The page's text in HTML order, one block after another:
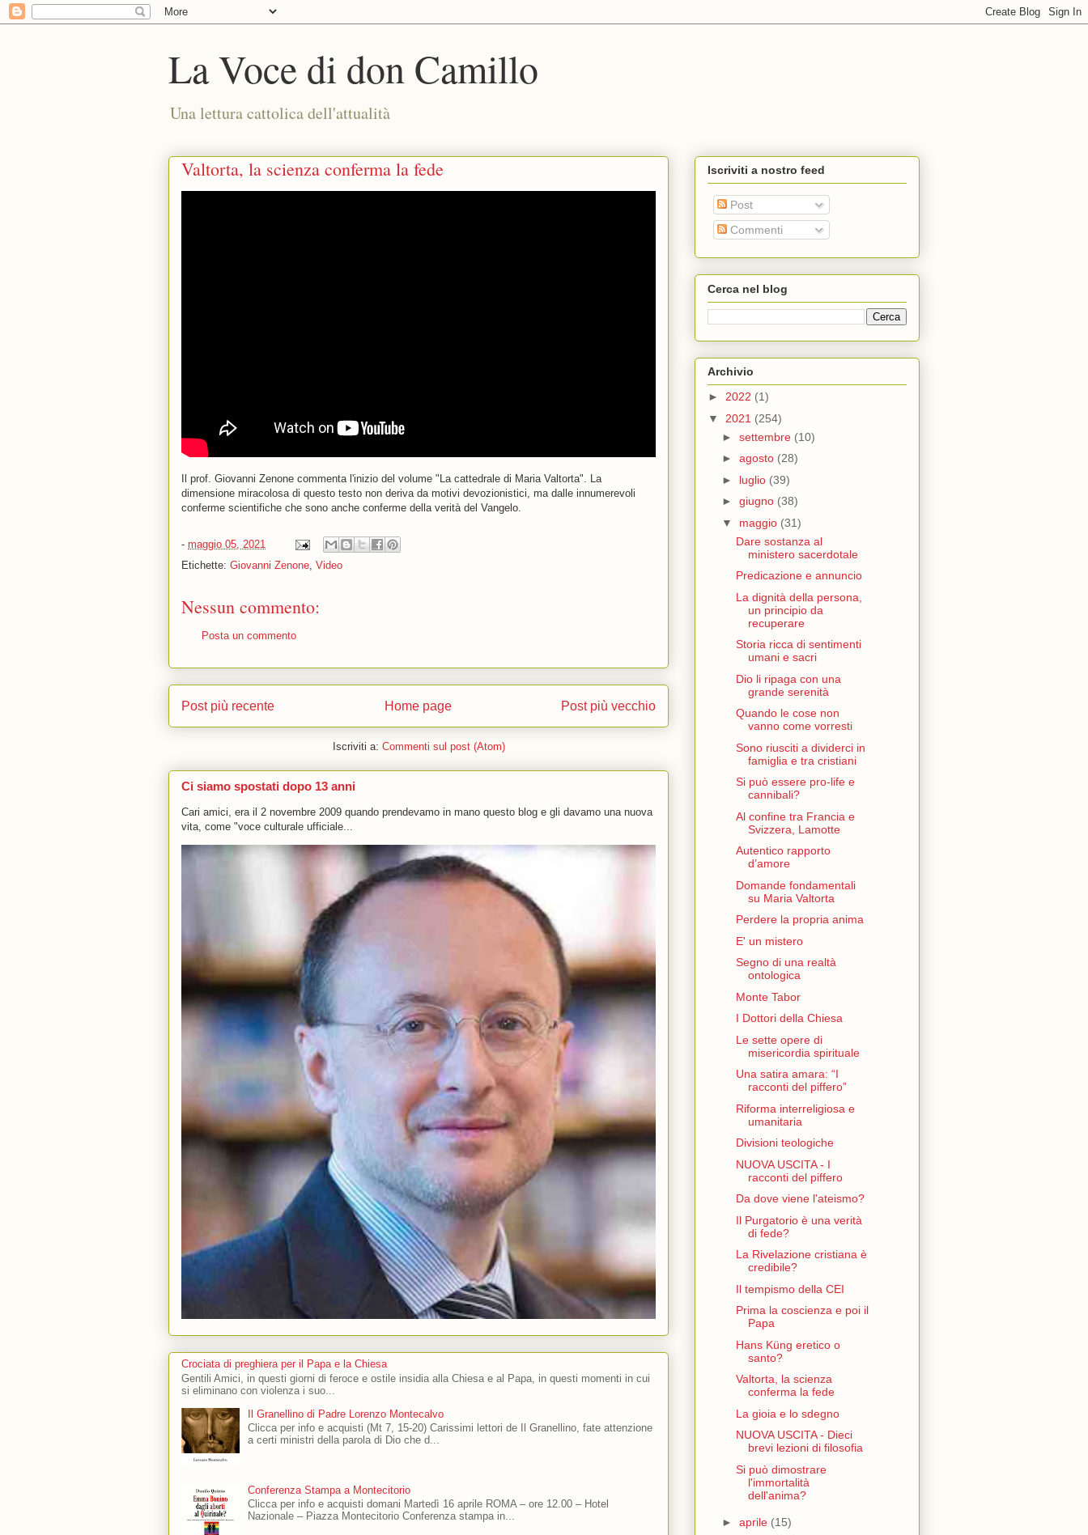
La Voce di don Camillo
Una lettura cattolica dell'attualità
Valtorta, la scienza conferma la fede
Il prof. Giovanni Zenone commenta l'inizio del volume "La cattedrale di Maria Valtorta". La
dimensione miracolosa di questo testo non deriva da motivi devozionistici, ma dalle innumerevoli
conferme scientifiche che sono anche conferme della verità del Vangelo.
- maggio 05, 2021
Etichette: Giovanni Zenone, Video
Nessun commento:
Posta un commento
Post più recente Post più vecchio
Home page
Iscriviti a: Commenti sul post (Atom)
Ci siamo spostati dopo 13 anni
Cari amici, era il 2 novembre 2009 quando prendevamo in mano questo blog e gli davamo una nuova
vita, come "voce culturale ufficiale...
Crociata di preghiera per il Papa e la Chiesa
Gentili Amici, in questi giorni di feroce e ostile insidia alla Chiesa e al Papa, in questi momenti in cui
si eliminano con violenza i suo...
Il Granellino di Padre Lorenzo Montecalvo
Clicca per info e acquisti (Mt 7, 15-20) Carissimi lettori de Il Granellino, fate attenzione
a certi ministri della parola di Dio che d...
Conferenza Stampa a Montecitorio
Clicca per info e acquisti domani Martedì 16 aprile ROMA – ore 12.00 – Hotel
Nazionale – Piazza Montecitorio Conferenza stampa in...
Iscriviti a nostro feed
Post
Commenti
Cerca nel blog
Archivio
► 2022 (1)
▼ 2021 (254)
► settembre (10)
► agosto (28)
► luglio (39)
► giugno (38)
▼ maggio (31)
Dare sostanza al
ministero sacerdotale
Predicazione e annuncio
La dignità della persona,
un principio da
recuperare
Storia ricca di sentimenti
umani e sacri
Dio li ripaga con una
grande serenità
Quando le cose non
vanno come vorresti
Sono riusciti a dividerci in
famiglia e tra cristiani
Si può essere pro-life e
cannibali?
Al confine tra Francia e
Svizzera, Lamotte
Autentico rapporto
d’amore
Domande fondamentali
su Maria Valtorta
Perdere la propria anima
E' un mistero
Segno di una realtà
ontologica
Monte Tabor
I Dottori della Chiesa
Le sette opere di
misericordia spirituale
Una satira amara: “I
racconti del piffero”
Riforma interreligiosa e
umanitaria
Divisioni teologiche
NUOVA USCITA - I
racconti del piffero
Da dove viene l'ateismo?
Il Purgatorio è una verità
di fede?
La Rivelazione cristiana è
credibile?
Il tempismo della CEI
Prima la coscienza e poi il
Papa
Hans Küng eretico o
santo?
Valtorta, la scienza
conferma la fede
La gioia e lo sdegno
NUOVA USCITA - Dieci
brevi lezioni di filosofia
Si può dimostrare
l'immortalità
dell'anima?
► aprile (15)